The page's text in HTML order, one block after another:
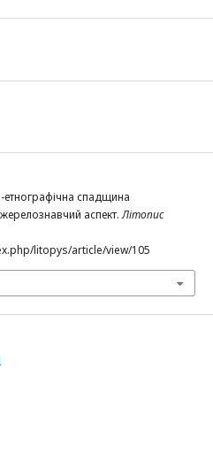
спадщина
аспект.Літопис
litopys/article/view/105